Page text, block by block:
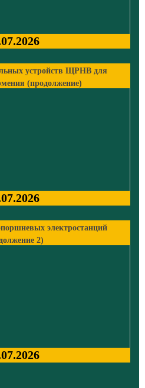
устройств ЩРНВ для
(продолжение)
электростанций
2)